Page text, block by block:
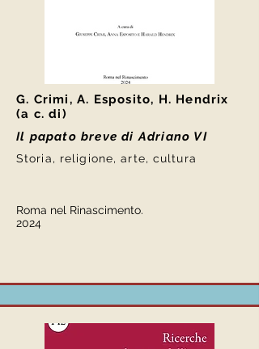
G. Crimi, A. Esposito, H. Hendrix
(a c. di)
Il papato breve di Adriano VI
Storia, religione, arte, cultura
Roma nel Rinascimento.
2024